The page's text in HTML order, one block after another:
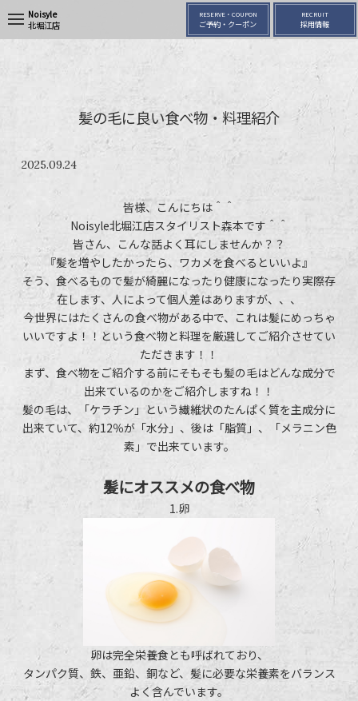
Noisyle
北堀江店
RESERVE・COUPON
ご予約・クーポン
RECRUIT
採用情報
髪の毛に良い食べ物・料理紹介
2025.09.24
皆様、こんにちは＾＾
Noisyle北堀江店スタイリスト森本です＾＾
皆さん、こんな話よく耳にしませんか？？
『髪を増やしたかったら、ワカメを食べるといいよ』
そう、食べるもので髪が綺麗になったり健康になったり実際存
在します、人によって個人差はありますが、、、
今世界にはたくさんの食べ物がある中で、これは髪にめっちゃ
いいですよ！！という食べ物と料理を厳選してご紹介させてい
ただきます！！
まず、食べ物をご紹介する前にそもそも髪の毛はどんな成分で
出来ているのかをご紹介しますね！！
髪の毛は、「ケラチン」という繊維状のたんぱく質を主成分に
出来ていて、約12％が「水分」、後は「脂質」、「メラニン色
素」で出来ています。
髪にオススメの食べ物
1.卵
卵は完全栄養食とも呼ばれており、
タンパク質、鉄、亜鉛、銅など、髪に必要な栄養素をバランス
よく含んでいます。
t
g